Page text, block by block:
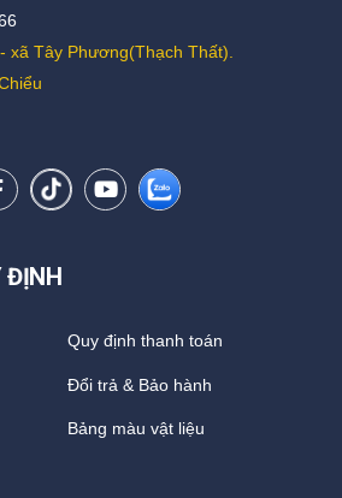
xã Tây Phương(Thạch Thất).
ĐỊNH
Quy định thanh toán
Đổi trả & Bảo hành
Bảng màu vật liệu